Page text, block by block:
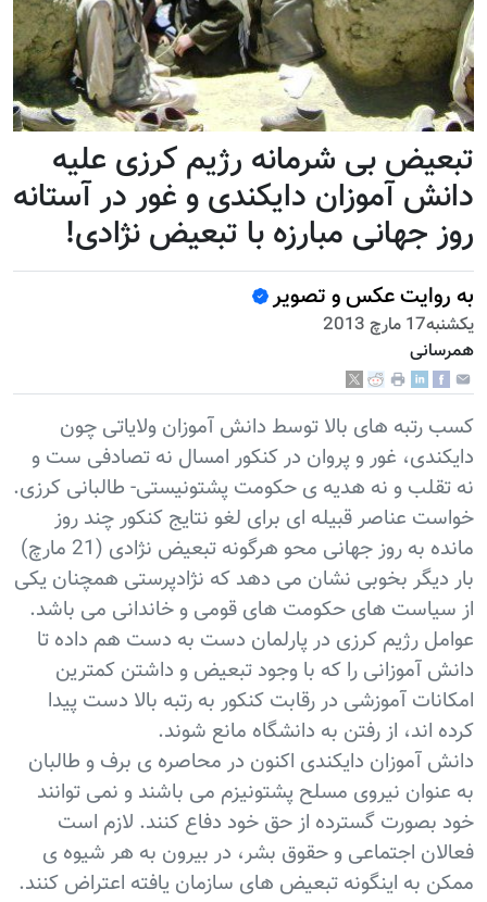
تبعیض بی شرمانه رژيم کرزی علیه
دانش آموزان دایکندی و غور در آستانه
روز جهانی مبارزه با تبعیض نژادی!
به روایت عکس و تصویر
يكشنبه17 مارچ 2013
همرسانی
کسب رتبه های بالا توسط دانش آموزان ولایاتی چون
دایکندی، غور و پروان در کنکور امسال نه تصادفی ست و
نه تقلب و نه هدیه ی حکومت پشتونیستی- طالبانی کرزی.
خواست عناصر قبیله ای برای لغو نتایج کنکور چند روز
مانده به روز جهانی محو هرگونه تبعیض نژادی (21 مارچ)
بار دیگر بخوبی نشان می دهد که نژادپرستی همچنان یکی
از سیاست های حکومت های قومی و خاندانی می باشد.
عوامل رژيم کرزی در پارلمان دست به دست هم داده تا
دانش آموزانی را که با وجود تبعیض و داشتن کمترین
امکانات آموزشی در رقابت کنکور به رتبه بالا دست پیدا
کرده اند، از رفتن به دانشگاه مانع شوند.
دانش آموزان دایکندی اکنون در محاصره ی برف و طالبان
به عنوان نیروی مسلح پشتونیزم می باشند و نمی توانند
خود بصورت گسترده از حق خود دفاع کنند. لازم است
فعالان اجتماعی و حقوق بشر، در بیرون به هر شیوه ی
ممکن به اینگونه تبعیض های سازمان یافته اعتراض کنند.